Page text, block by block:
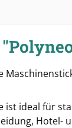
ist ideal für
Hotel-